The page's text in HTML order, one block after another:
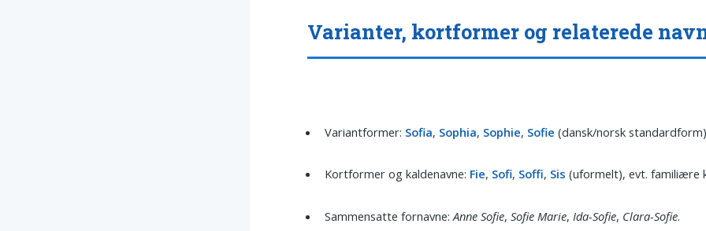
Varianter, kortformer og relaterede
Variantformer: Sofia, Sophia, Sophie, Sofie (dansk/norsk
Kortformer og kaldenavne: Fie, Sofi, Soffi, Sis (uformelt), evt. familiære
Sammensatte fornavne:Anne Sofie,Sofie Marie, Ida-Sofie, Clara-Sofie.